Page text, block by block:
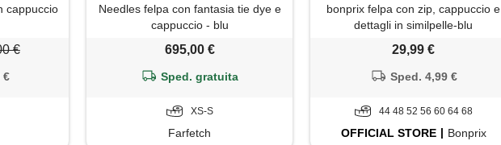
cappuccio
€
€
Needles felpa con fantasia tie dye e
cappuccio - blu
695,00 €
Sped. gratuita
XS-S
Farfetch
bonprix felpa con zip, cappuccio e
dettagli in similpelle-blu
29,99 €
Sped. 4,99 €
44 48 52 56 60 64 68
OFFICIALSTORE Bonprix